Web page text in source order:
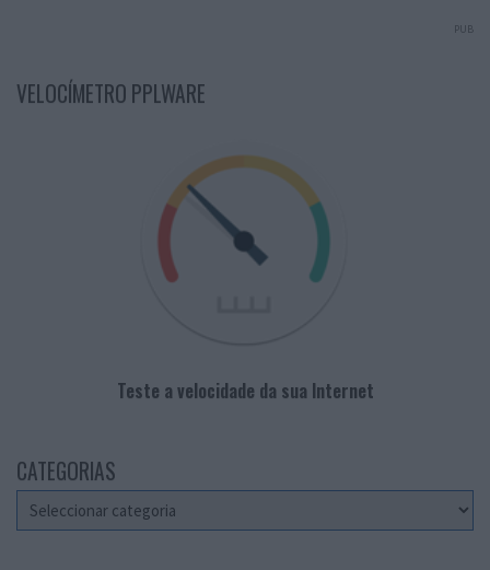
PUB
VELOCÍMETRO PPLWARE
Teste a velocidade da sua Internet
CATEGORIAS
Categorias